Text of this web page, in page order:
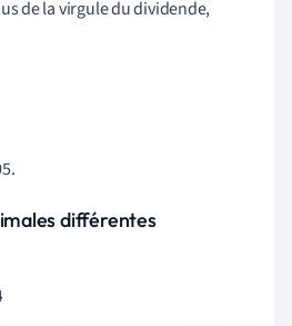
de la virgule du dividende,
différentes